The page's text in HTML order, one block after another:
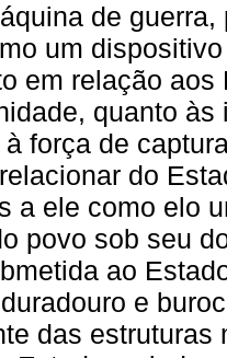
de
um
em relação
quanto
força de
do
a ele como elo
povo sob seu
ao
e
das